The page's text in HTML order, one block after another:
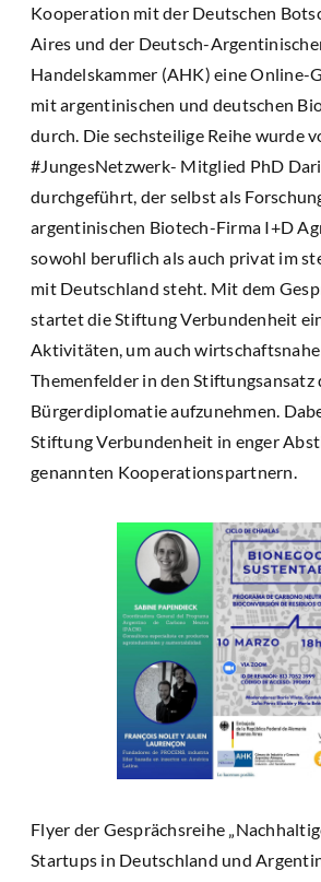
Kooperation mit der Deutschen
Aires und der Deutsch-
Handelskammer (AHK) eine Online-
mit argentinischen und deutschen
durch. Die sechsteilige Reihe wurde
#JungesNetzwerk- Mitglied PhD
durchgeführt, der selbst als
argentinischen Biotech-Firma I+D
sowohl beruflich als auch privat im
mit Deutschland steht. Mit dem
startet die Stiftung Verbundenheit
Aktivitäten, um auch
Themenfelder in den Stiftungsansatz
Bürgerdiplomatie aufzunehmen.
Stiftung Verbundenheit in enger
genannten Kooperationspartnern.
Flyer der Gesprächsreihe
Startups in Deutschland und